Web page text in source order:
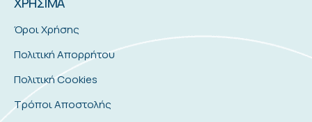
Σκάλα Ραχωνίου, Θάσος 640 10
thassosfoods@gmail.com
2593081478